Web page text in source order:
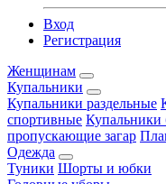
Вход
Регистрация
Женщинам
Купальники
Купальники раздельные
спортивные Купальники
пропускающие загар
Одежда
Туники Шорты и юбки